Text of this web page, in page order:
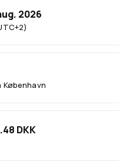
2026
København
DKK